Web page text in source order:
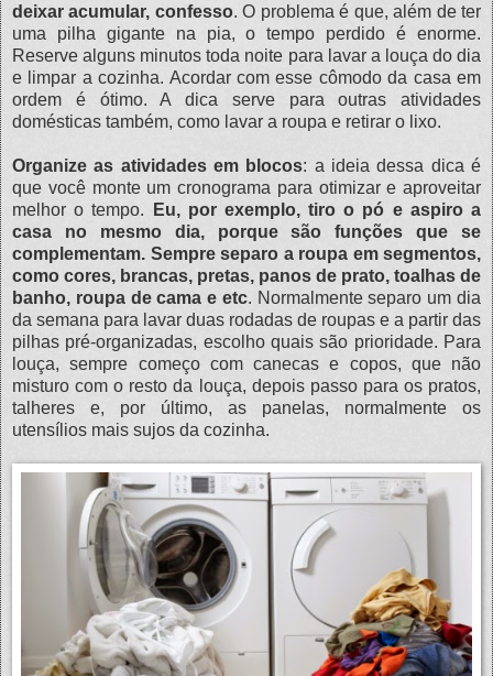
deixar acumular, confesso. O problema é que, além de ter
uma pilha gigante na pia, o tempo perdido é enorme.
Reserve alguns minutos toda noite para lavar a louça do dia
e limpar a cozinha. Acordar com esse cômodo da casa em
ordem é ótimo. A dica serve para outras atividades
domésticas também, como lavar a roupa e retirar o lixo.
Organize as atividades em blocos: a ideia dessa dica é
que você monte um cronograma para otimizar e aproveitar
melhor o tempo.
Eu, por exemplo, tiro o pó e aspiro a
casa no mesmo dia, porque são funções que se
complementam. Sempre separo a roupa em segmentos,
como cores, brancas, pretas, panos de prato, toalhas de
banho, roupa de cama e etc. Normalmente separo um dia
da semana para lavar duas rodadas de roupas e a partir das
pilhas pré-organizadas, escolho quais são prioridade. Para
louça, sempre começo com canecas e copos, que não
misturo com o resto da louça, depois passo para os pratos,
talheres e, por último, as panelas, normalmente os
utensílios mais sujos da cozinha.